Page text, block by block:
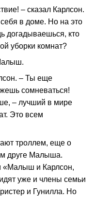
– сказал Карлсон.
в доме. Но на это
догадываешься, кто
уборки комнат?
– Ты еще
сомневаться!
– лучший в мире
Это всем
троллем, еще о
друге Малыша.
«Малыш и Карлсон,
уже и члены семьи
и Гунилла. Но